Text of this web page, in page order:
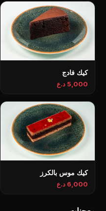
كيك فادج
5,000 د.ع
كيك موس بالكرز
6,000 د.ع